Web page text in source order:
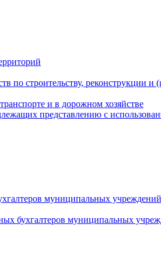
по строительству, реконструкции и
и в дорожном хозяйстве
представлению с
муниципальных
бухгалтеров муниципальных